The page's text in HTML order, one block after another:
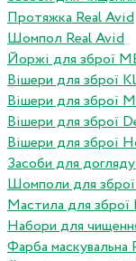
Протяжка Real Avid
Шомпол Real Avid
Йоржі для зброї
Вішери для зброї
Вішери для зброї
Вішери для зброї
Вішери для зброї
Засоби для
Шомполи для
Мастила для зброї
Набори для
Фарба маскувальна